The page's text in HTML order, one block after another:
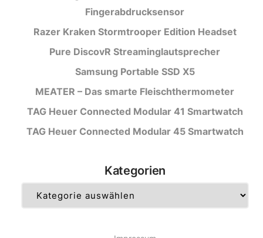
Fingerabdrucksensor
Razer Kraken Stormtrooper Edition Headset
Pure DiscovR Streaminglautsprecher
Samsung Portable SSD X5
MEATER – Das smarte Fleischthermometer
TAG Heuer Connected Modular 41 Smartwatch
TAG Heuer Connected Modular 45 Smartwatch
Kategorien